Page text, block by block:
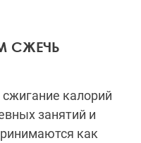
СЖЕЧЬ
калорий
занятий и
как